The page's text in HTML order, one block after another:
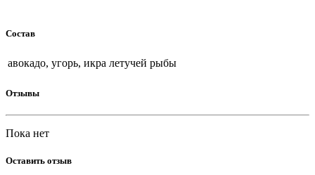
Состав
авокадо, угорь, икра летучей рыбы
Отзывы
Пока нет
Оставить отзыв